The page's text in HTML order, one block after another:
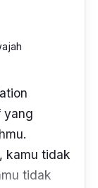
yang
wajah
anti-
sehingga
UV dan
yang
kamu tidak
tidak